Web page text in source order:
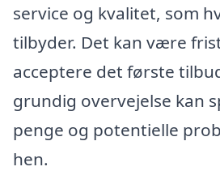
service og kvalitet, som
tilbyder. Det kan være
acceptere det første
grundig overvejelse kan
penge og potentielle
hen.